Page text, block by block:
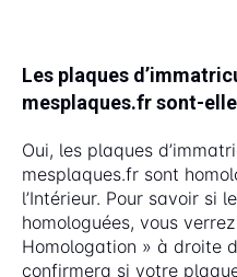
Les plaques
mesplaques.fr sont-
Oui, les plaques
mesplaques.fr sont
l’Intérieur. Pour savoir si
homologuées, vous
Homologation » à droite
confirmera si votre